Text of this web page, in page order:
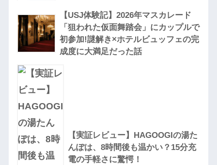
【USJ体験記】2026年マスカレード
「狙われた仮面舞踏会」にカップルで
初参加!謎解き×ホテルビュッフェの完
成度に大満足だった話
【実証レビュー】HAGOOGIの湯た
んぽは、8時間後も温かい？15分充
電の手軽さに驚愕！